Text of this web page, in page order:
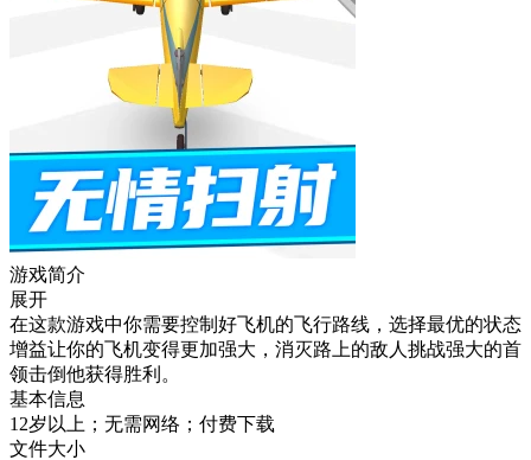
游戏简介
展开
在这款游戏中你需要控制好飞机的飞行路线，选择最优的状态
增益让你的飞机变得更加强大，消灭路上的敌人挑战强大的首
领击倒他获得胜利。
基本信息
12岁以上；无需网络；付费下载
文件大小